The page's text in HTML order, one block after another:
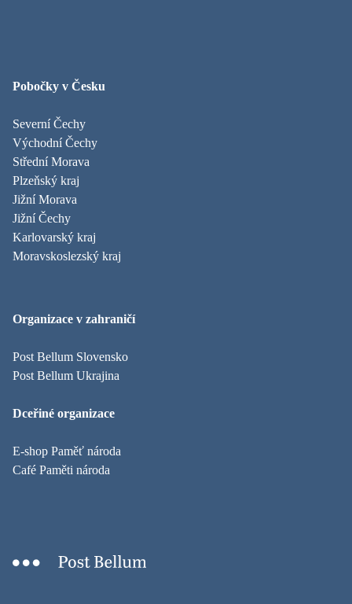
Pobočky v Česku
Severní Čechy
Východní Čechy
Střední Morava
Plzeňský kraj
Jižní Morava
Jižní Čechy
Karlovarský kraj
Moravskoslezský kraj
Organizace v zahraničí
Post Bellum Slovensko
Post Bellum Ukrajina
Dceřiné organizace
E-shop Paměť národa
Café Paměti národa